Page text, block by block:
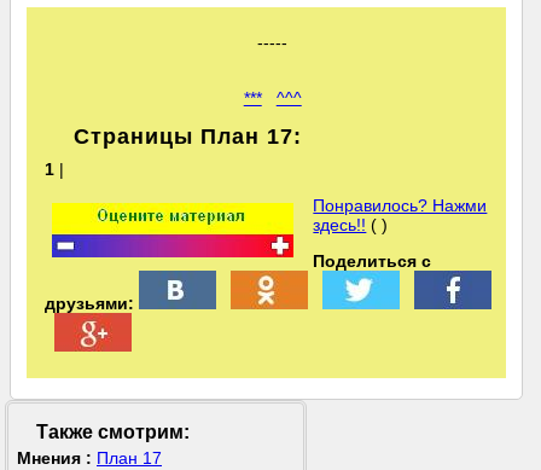
-----
*** ^^^
Страницы План 17:
1 |
Понравилось? Нажми
здесь!! ( )
Поделиться с
друзьями:
Также смотрим:
Мнения : План 17